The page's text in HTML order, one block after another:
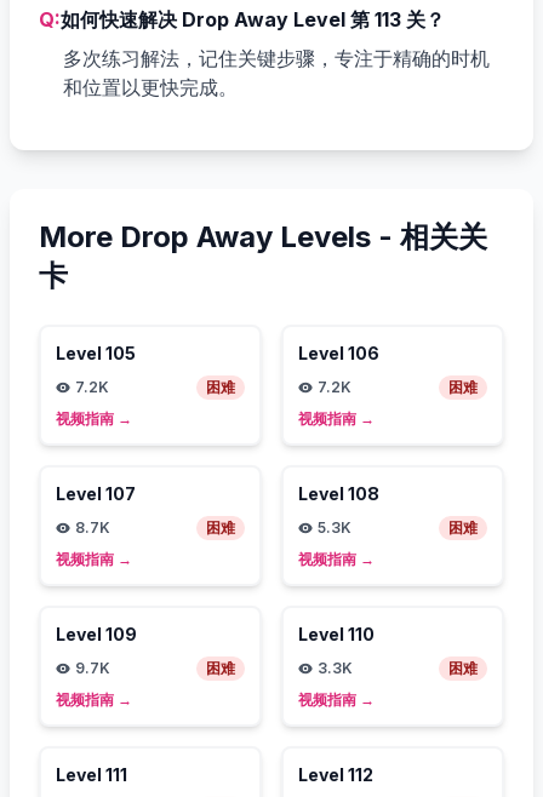
Q:如何快速解决 Drop Away Level 第 113 关？
多次练习解法，记住关键步骤，专注于精确的时机
和位置以更快完成。
More Drop Away Levels - 相关关
卡
Level 105
7.2K
困难
视频指南 →
Level 106
7.2K
困难
视频指南 →
Level 107
8.7K
困难
视频指南 →
Level 108
5.3K
困难
视频指南 →
Level 109
9.7K
困难
视频指南 →
Level 110
3.3K
困难
视频指南 →
Level 111 Level 112